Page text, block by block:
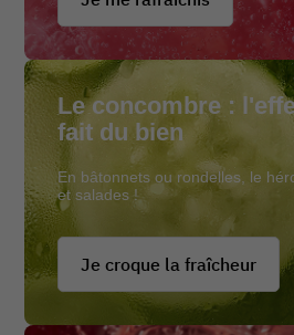
Le concombre :
fait du bien
En bâtonnets ou rondelles, le
et salades !
Je croque la fraîcheur